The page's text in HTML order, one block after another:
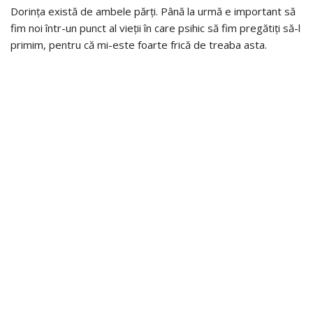
Dorința există de ambele părți. Până la urmă e important să
fim noi într-un punct al vieții în care psihic să fim pregătiți să-l
primim, pentru că mi-este foarte frică de treaba asta.